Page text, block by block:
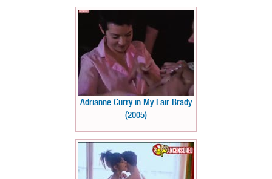
Adrianne Curry in My Fair Brady
(2005)